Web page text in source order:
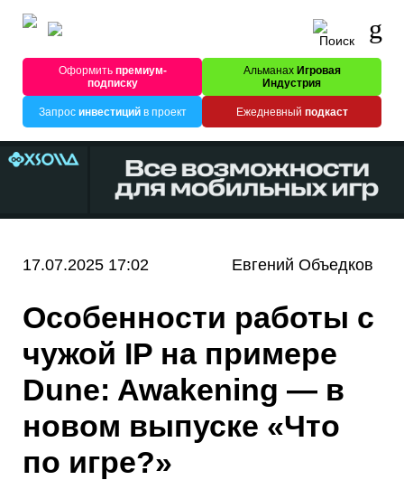
Оформитьпремиум-
подписку
Альманах Игровая
Индустрия
Запрос инвестицийв проект Ежедневный подкаст
17.07.2025 17:02 Евгений Объедков
Особенности работы с
чужой IP на примере
Dune: Awakening — в
новом выпуске «Что
по игре?»